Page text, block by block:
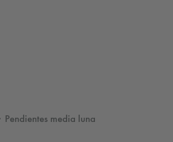
Pendientes media luna